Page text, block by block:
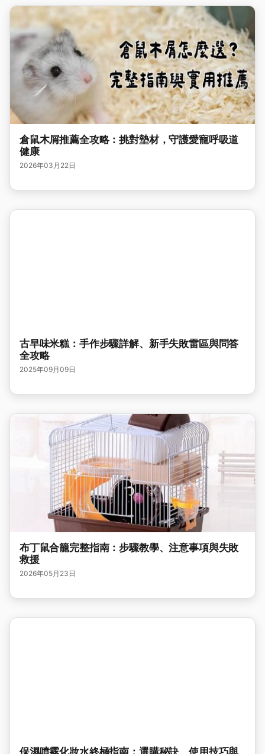
倉鼠木屑推薦全攻略：挑對墊材，守護愛寵呼吸道
健康
2026年03月22日
古早味米糕：手作步驟詳解、新手失敗雷區與問答
全攻略
2025年09月09日
布丁鼠合籠完整指南：步驟教學、注意事項與失敗
救援
2026年05月23日